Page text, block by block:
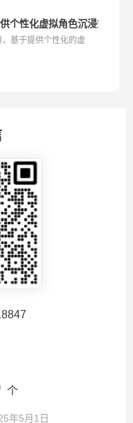
个性化虚拟角色沉浸式互动
基于提供个性化的虚
个
年5月1日